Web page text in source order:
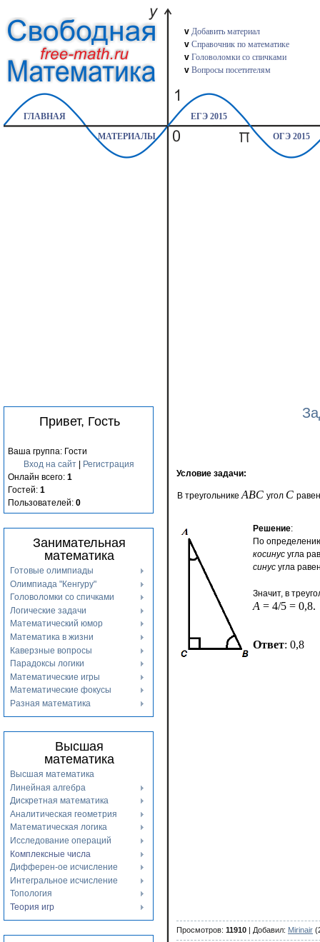
v Добавить материал
v Справочник по математике
v Головоломки со спичками
v Вопросы посетителям
ГЛАВНАЯ
ЕГЭ 2015
МАТЕРИАЛЫ
ОГЭ 2015
Привет, Гость
Ваша группа: Гости
Вход на сайт|
Регистрация
Онлайн всего: 1
Гостей: 1
Пользователей: 0
Занимательная
математика
Готовые олимпиады
Олимпиада "Кенгуру"
Головоломки со спичками
Логические задачи
Математический юмор
Математика в жизни
Каверзные вопросы
Парадоксы логики
Математические игры
Математические фокусы
Разная математика
Высшая
математика
Высшая математика
Линейная алгебра
Дискретная математика
Аналитическая геометрия
Математическая логика
Исследование операций
Комплексные числа
Дифферен-ое исчисление
Интегральное исчисление
Топология
Теория игр
Условие задачи:
В треугольникеABC угол C
Решение:
По
косинус угла
синус угла
Значит, в
A = 4/5 = 0,8.
Ответ: 0,8
Просмотров: 11910 | Добавил: Mirinair